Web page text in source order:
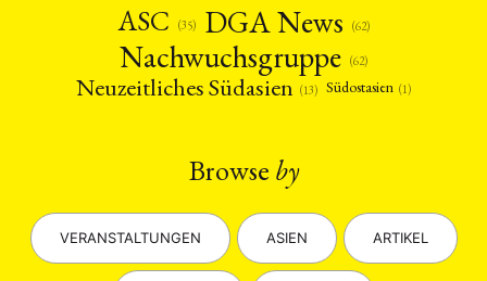
ASC
(35) DGA News (62)
Nachwuchsgruppe (62)
Neuzeitliches Südasien (13) Südostasien (1)
Browse by
VERANSTALTUNGEN ASIEN ARTIKEL